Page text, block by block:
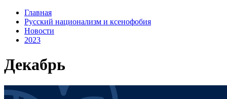
Главная
Русский национализм и ксенофобия
Новости
2023
Декабрь